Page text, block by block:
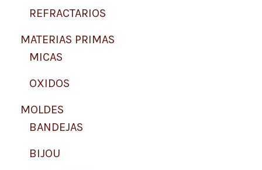
REFRACTARIOS
MATERIAS PRIMAS
MICAS
OXIDOS
MOLDES
BANDEJAS
BIJOU